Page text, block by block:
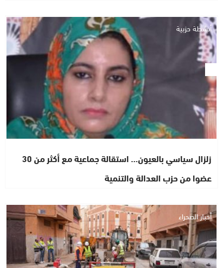
أنشطة حزبية
زلزال سياسي بالعيون… استقالة جماعية مع أكثر من 30
عضوا من حزب العدالة والتنمية
أخبار الصحراء